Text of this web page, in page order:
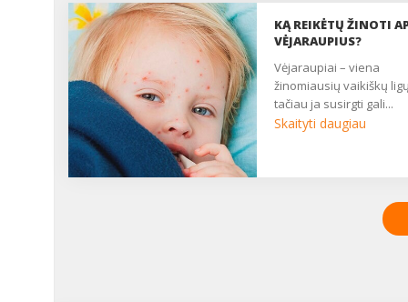
KĄ REIKĖTŲ ŽINOTI
VĖJARAUPIUS?
vėjaraupiai – viena
žinomiausių vaikiškų
tačiau ja susirgti gali...
Skaityti daugiau